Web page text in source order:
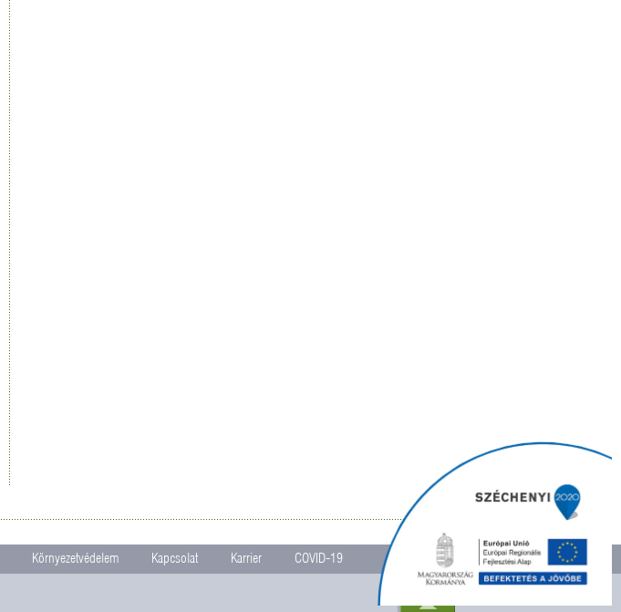
Környezetvédelem Kapcsolat Karrier COVID-19